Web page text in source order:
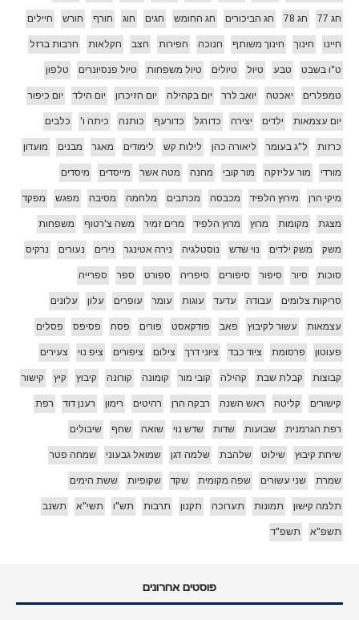
חג 77 חג 78 חג הביכורים חג החומש חגים חוג חורף חורש חיילים
חיינו חינוך חינוך משותף חנוכה חפירות חצב חקלאות חרבות ברזל
ט"ו בשבט טבע טיול טיולים טיול משפחות טיול פנסיונרים טלפון
טמפלרים יאכטה יואב לרר יום בקהילה יום הזיכרון יום הילד יום כיפור
יום עצמאות ילדים יצירה כדורגל כדורעף כותנה כיתה ו' כלבים
כרזות ל"ג בעומר ליאורה כהן לילות קש לימודים מאגר מבנים מועדון
מורדי מור עליזקה מור קובי מחנה מטה אשר מייסדים מיסדים
מיקי הרן מירוץ הלפיד מכבסה מכתבים מלחמה מסיבה מפגש מפקד
מצגת מקומות מרוץ מרוץ הלפיד מרים זמיר משה צ'רטוף משפחות
משק משק ילדים נוי שדש נוסטלגיה נירה אטינגר נירים נעורים נרקיס
סוכות סיור סיפור סיפורים סיפריה ספורט ספר ספרייה
סריקות צלומים עבודה עדעד עוגות עומר עופרים עלון עלונים
עצמאות עשור לקיבוץ פאב פודקאסט פורים פסח פסיפס פסלים
פעוטון פרסומת ציוד כבד ציוני דרך צילום ציפורים ציפ נוי צעירים
קבוצות קבלת שבת קהילה קובי מור קומונה קורונה קיבוץ קיץ קישור
קישורים קליטה ראש השנה רבקה הרן רהיטים רימון רענן דוד רפת
רפת הגרמנית שבועות שדות שדש נוי שואה שחף שיבולים
שיחת קיבוץ שילוט שלהבת שלמה דגן שמואל גבעוני שמחה פטר
שמרת שני עשורים שפה מקומית שקד שקופיות ששת הימים
תלמה קישון תמונות תערוכה תקנון תרבות תש"ו תשי"א תשנב
תשפ"א תשפ"ד
פוסטים אחרונים